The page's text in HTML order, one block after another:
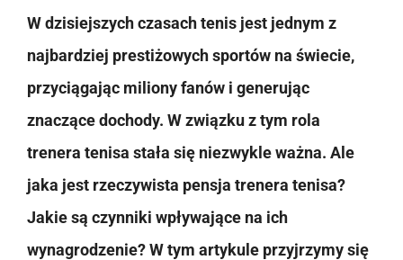
W dzisiejszych czasach tenis jest jednym z
najbardziej prestiżowych sportów na świecie,
przyciągając miliony fanów i generując
znaczące dochody. W związku z tym rola
trenera tenisa stała się niezwykle ważna. Ale
jaka jest rzeczywista pensja trenera tenisa?
Jakie są czynniki wpływające na ich
wynagrodzenie? W tym artykule przyjrzymy się